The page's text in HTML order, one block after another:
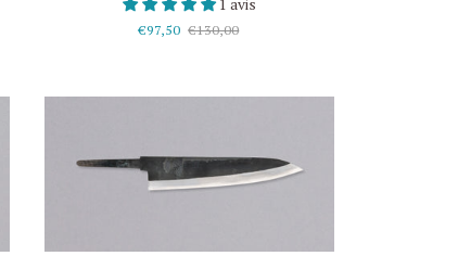
1 avis
€97,50 €130,00